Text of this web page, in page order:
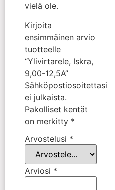
vielä ole.
Kirjoita
ensimmäinen arvio
tuotteelle
“Ylivirtarele, Iskra,
9,00-12,5A”
Sähköpostiosoitettasi
ei julkaista.
Pakolliset kentät
on merkitty *
Arvostelusi *
Arviosi *